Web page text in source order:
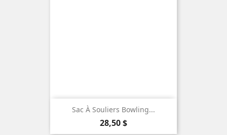
Sac À Souliers Bowling...
Prix
28,50 $